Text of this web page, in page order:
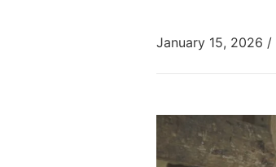
January 15, 2026 /